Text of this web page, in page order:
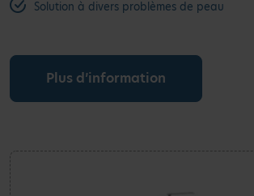
Solution à divers problèmes de peau
Plus d’information